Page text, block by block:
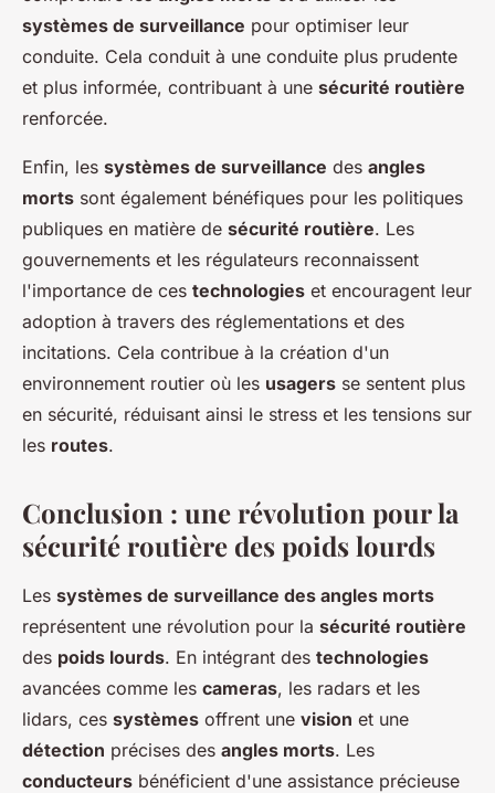
systèmes de surveillance pour optimiser leur
conduite. Cela conduit à une conduite plus prudente
et plus informée, contribuant à une sécurité routière
renforcée.
Enfin, les systèmes de surveillance des angles
morts sont également bénéfiques pour les politiques
publiques en matière de sécurité routière. Les
gouvernements et les régulateurs reconnaissent
l'importance de ces technologies et encouragent leur
adoption à travers des réglementations et des
incitations. Cela contribue à la création d'un
environnement routier où les usagers se sentent plus
en sécurité, réduisant ainsi le stress et les tensions sur
les routes.
Conclusion : une révolution pour la
sécurité routière des poids lourds
Les systèmes de surveillance des angles morts
représentent une révolution pour la sécurité routière
des poids lourds. En intégrant des technologies
avancées comme les cameras, les radars et les
lidars, ces systèmes offrent une vision et une
détection précises des angles morts. Les
conducteurs bénéficient d'une assistance précieuse